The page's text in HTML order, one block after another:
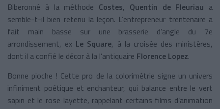
Biberonné à la méthode Costes, Quentin de Fleuriau a
semble-t-il bien retenu la leçon. L’entrepreneur trentenaire a
fait main basse sur une brasserie d’angle du 7e
arrondissement, ex Le Square, à la croisée des ministères,
dont il a confié le décor à la l’antiquaire Florence Lopez.
Bonne pioche ! Cette pro de la colorimétrie signe un univers
infiniment poétique et enchanteur, qui balance entre le vert
sapin et le rose layette, rappelant certains films d’animation